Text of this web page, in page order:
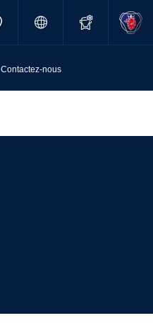
Contactez-nous